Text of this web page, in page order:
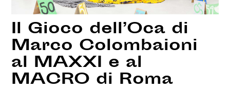
Il Gioco dell’Oca di
Marco Colombaioni
al MAXXI e al
MACRO di Roma